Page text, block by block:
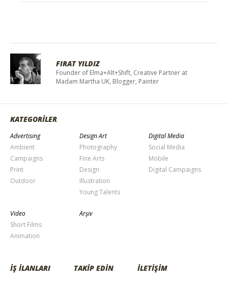
FIRAT YILDIZ
Founder of Elma+Alt+Shift, Creative Partner at
Madam Martha UK, Blogger, Painter
KATEGORİLER
Advertising
Ambient
Campaigns
Print
Outdoor
Design Art
Photography
Fine Arts
Design
Illustration
Young Talents
Digital Media
Social Media
Mobile
Digital Campaigns
Video
Short Films
Animation
Arşiv
İŞ İLANLARI TAKİP EDİN İLETİŞİM